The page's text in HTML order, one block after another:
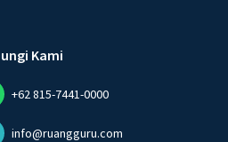
Kami
+62 815-7441-0000
info@ruangguru.com